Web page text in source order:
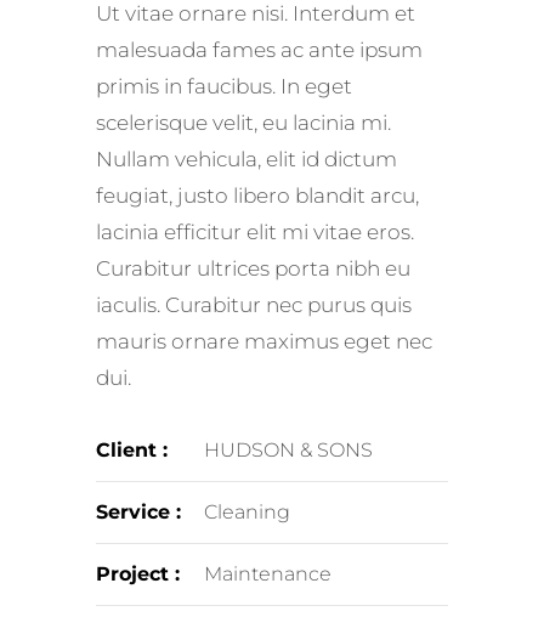
Ut vitae ornare nisi. Interdum et
malesuada fames ac ante ipsum
primis in faucibus. In eget
scelerisque velit, eu lacinia mi.
Nullam vehicula, elit id dictum
feugiat, justo libero blandit arcu,
lacinia efficitur elit mi vitae eros.
Curabitur ultrices porta nibh eu
iaculis. Curabitur nec purus quis
mauris ornare maximus eget nec
dui.
Client : HUDSON & SONS
Service : Cleaning
Project : Maintenance